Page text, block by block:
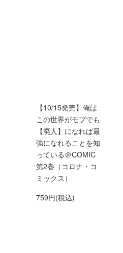
【10/15発売】俺は
この世界がモブでも
【廃人】になれば最
強になれることを知
っている＠COMIC
第2巻（コロナ・コ
ミックス）
759円(税込)